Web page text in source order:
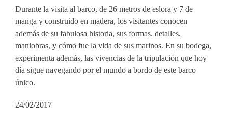
Durante la visita al barco, de 26 metros de eslora y 7 de
manga y construido en madera, los visitantes conocen
además de su fabulosa historia, sus formas, detalles,
maniobras, y cómo fue la vida de sus marinos. En su bodega,
experimenta además, las vivencias de la tripulación que hoy
día sigue navegando por el mundo a bordo de este barco
único.
24/02/2017